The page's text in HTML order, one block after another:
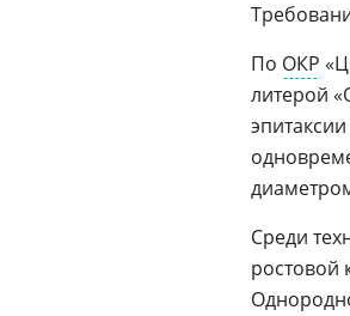
По ОКР
литерой
Среди
ростовой